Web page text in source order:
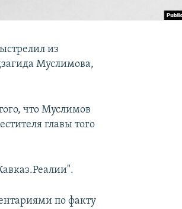
из
Муслимова,
что Муслимов
главы того
по факту